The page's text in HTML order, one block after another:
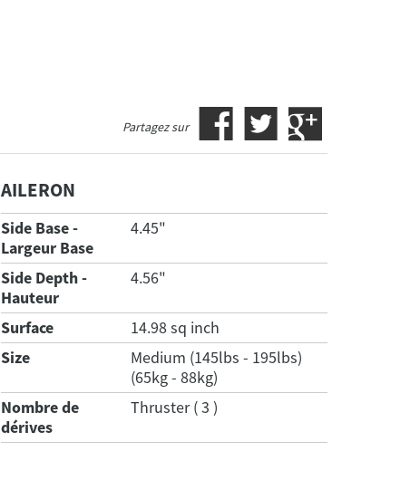
Partagez sur
AILERON
Side Base -
Largeur Base
4.45"
Side Depth -
Hauteur
4.56"
Surface
14.98 sq inch
Size
Medium (145lbs - 195lbs)
(65kg - 88kg)
Nombre de
dérives
Thruster ( 3 )